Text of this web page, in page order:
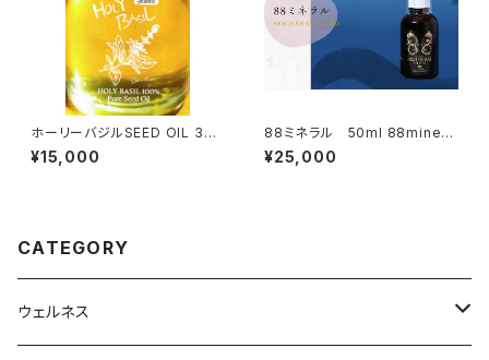
ホーリーバジルSEED OIL 30
ml
¥15,000
88ミネラル 50ml 88minera
l50
¥25,000
CATEGORY
ウェルネス